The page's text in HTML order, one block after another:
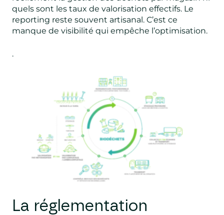
quels sont les taux de valorisation effectifs. Le
reporting reste souvent artisanal. C’est ce
manque de visibilité qui empêche l’optimisation.
.
La réglementation